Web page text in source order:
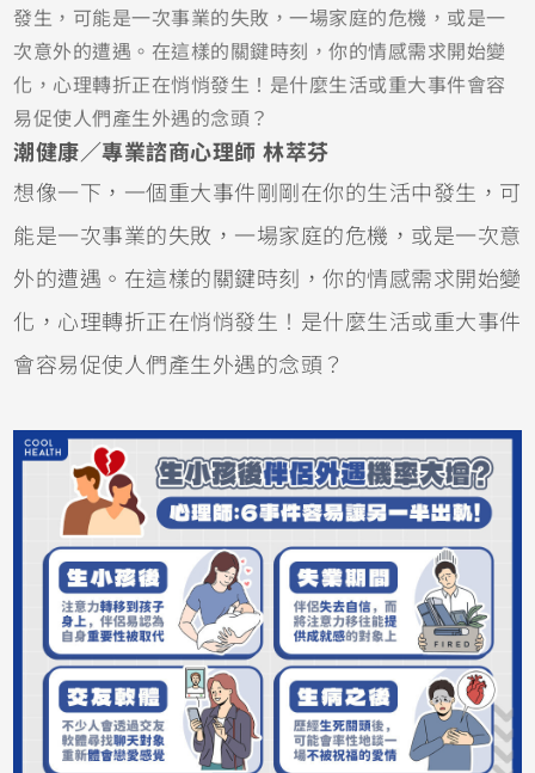
發生，可能是一次事業的失敗，一場家庭的危機，或是一
次意外的遭遇。在這樣的關鍵時刻，你的情感需求開始變
化，心理轉折正在悄悄發生！是什麼生活或重大事件會容
易促使人們產生外遇的念頭？
潮健康／專業諮商心理師 林萃芬
想像一下，一個重大事件剛剛在你的生活中發生，可
能是一次事業的失敗，一場家庭的危機，或是一次意
外的遭遇。在這樣的關鍵時刻，你的情感需求開始變
化，心理轉折正在悄悄發生！是什麼生活或重大事件
會容易促使人們產生外遇的念頭？